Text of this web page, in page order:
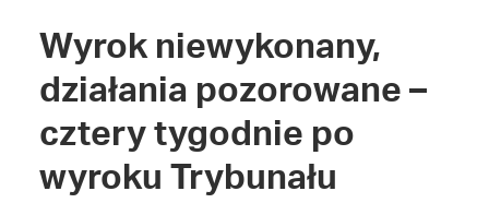
Wyrok niewykonany,
działania pozorowane –
cztery tygodnie po
wyroku Trybunału